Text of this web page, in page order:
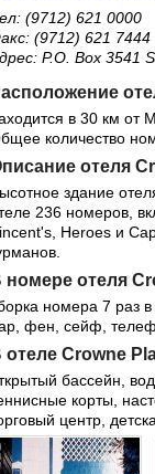
(9712) 621 0000
(9712) 621 7444
P.O. Box 3541
в 30 км от
количество
отеля
здание
236 номеров,
Heroes и
номере отеля
номера 7 раз
фен, сейф,
отеле Crowne
бассейн,
корты,
центр,